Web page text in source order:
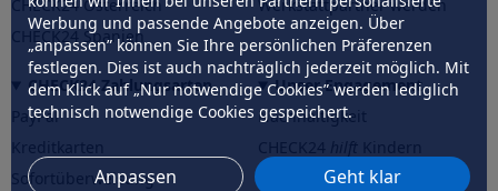
Werbung und passende Angebote anzeigen. Über
„anpassen” können Sie Ihre persönlichen Präferenzen
festlegen. Dies ist auch nachträglich jederzeit möglich. Mit
dem Klick auf „Nur notwendige Cookies” werden lediglich
technisch notwendige Cookies gespeichert.
Anpassen Geht klar
CHECK24 Österreich
CHECK24 Spanien
Werkstattpartner werden
CHECK24 Zahlungsarten
PayPal
Sofortüberweisung
Unser Engagement
Nachhaltigkeit
CHECK24hilftder Natur